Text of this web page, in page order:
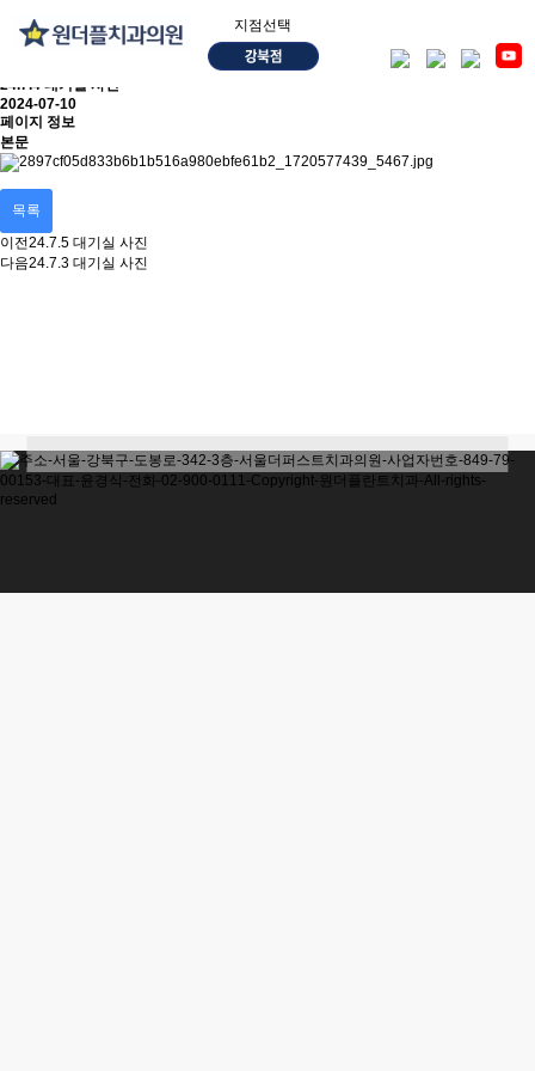
지점선택
24.7.4 대기실 사진
2024-07-10
페이지 정보
본문
목록
이전24.7.5 대기실 사진
다음24.7.3 대기실 사진